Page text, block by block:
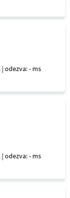
odezva: - ms
odezva: - ms